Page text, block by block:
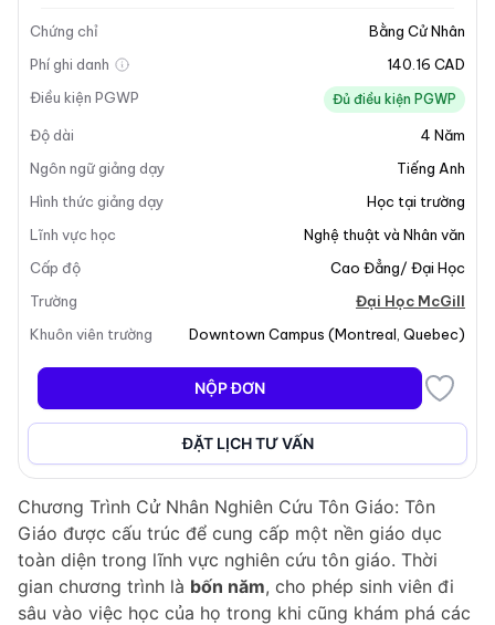
Tổng quan về chương trình
Tổng Quan Chương Trình
Chuyên Ngành Chính về Tôn Giáo Thế Giới tại Đại Học
McGill cung cấp cho sinh viên một cái nhìn tổng quát
về việc nghiên cứu các tôn giáo lớn trên thế giới.
Chương trình này được thiết kế để đáp ứng các lĩnh
vực quan tâm cá nhân trong khi cũng trang bị cho sinh
viên những kỹ năng cần thiết để hiểu các phương
pháp và thách thức trong các cách tiếp cận so sánh
đối với việc nghiên cứu tôn giáo một cách học thuật.
giới thiệu cho sinh viên về các tôn giáo lớn trên thế
giới và việc nghiên cứu tôn giáo một cách học thuật.
Cấu Trúc Chương Trình
Chương Trình Cử Nhân Nghiên Cứu Tôn Giáo: Tôn
Giáo được cấu trúc để cung cấp một nền giáo dục
toàn diện trong lĩnh vực nghiên cứu tôn giáo. Thời
gian chương trình là bốn năm, cho phép sinh viên đi
sâu vào việc học của họ trong khi cũng khám phá các
Chứng chỉ
Bằng Cử Nhân
Phí ghi danh
140.16 CAD
Điều kiện PGWP
Đủ điều kiện PGWP
Độ dài 4 Năm
Ngôn ngữ giảng dạy
Tiếng Anh
Hình thức giảng dạy
Học tại trường
Lĩnh vực học
Nghệ thuật và Nhân văn
Cấp độ
Cao Đẳng/ Đại Học
Trường
Đại Học McGill
Khuôn viên trường
Downtown Campus (Montreal Quebec)
NỘP ĐƠN
ĐẶT LỊCH TƯ VẤN